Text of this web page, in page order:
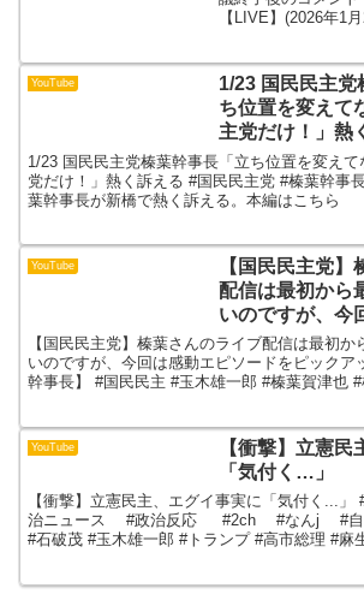
【LIVE】(2026年1
です。その様子をラ
▼衆...
YouTube
1/23 国民民主党
ち位置を変えて
主党だけ！」熱
主党 #榛葉幹事
1/23 国民民主党榛葉幹事長「立ち位置を変え
党だけ！」熱く訴える #国民民主党 #榛葉幹事
葉幹事長が新橋で熱く訴える。本編はこちら
YouTube
【国民民主党
配信は最初から
いのですが、今
ドをピックアッ
幹事長】 #国民
#榛葉賀津也 #
【国民民主党】榛葉さんのライブ配信は最初か
いのですが、今回は感動エピソードをピックア
幹事長】 #国民民主 #玉木雄一郎 #榛葉賀津也
YouTube
【衝撃】立憲
「気付く…」
【衝撃】立憲民主、エグイ事実に「気付く...」
治ニュース #政治反応 #2ch #なんj #自
#石破茂 #玉木雄一郎 #トランプ #高市総理 #